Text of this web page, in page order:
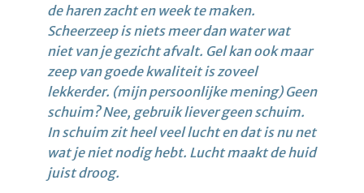
de haren zacht en week te maken.
Scheerzeep is niets meer dan water wat
niet van je gezicht afvalt. Gel kan ook maar
zeep van goede kwaliteit is zoveel
lekkerder. (mijn persoonlijke mening) Geen
schuim? Nee, gebruik liever geen schuim.
In schuim zit heel veel lucht en dat is nu net
wat je niet nodig hebt. Lucht maakt de huid
juist droog.